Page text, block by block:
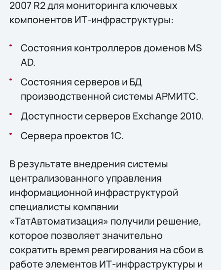
2007 R2 для мониторинга ключевых
компонентов ИТ-инфраструктуры:
Состояния контроллеров доменов MS
AD.
Состояния серверов и БД
производственной системы АРМИТС.
Доступности серверов Exchange 2010.
Сервера проектов 1С.
В результате внедрения системы
централизованного управления
информационной инфраструктурой
специалисты компании
«ТатАвтоматизация» получили решение,
которое позволяет значительно
сократить время реагирования на сбои в
работе элементов ИТ-инфраструктуры и